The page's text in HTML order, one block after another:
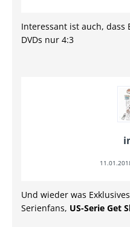
Interessant ist auch, dass
DVDs nur 4:3
Und wieder was
Serienfans, US-Serie Get